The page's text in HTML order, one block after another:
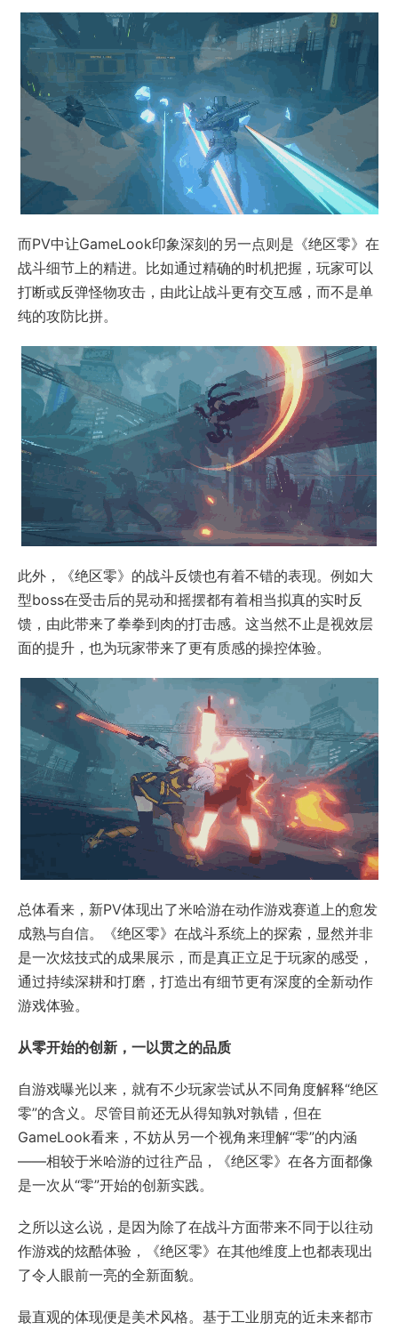
而PV中让GameLook印象深刻的另一点则是《绝区零》在
战斗细节上的精进。比如通过精确的时机把握，玩家可以
打断或反弹怪物攻击，由此让战斗更有交互感，而不是单
纯的攻防比拼。
此外，《绝区零》的战斗反馈也有着不错的表现。例如大
型boss在受击后的晃动和摇摆都有着相当拟真的实时反
馈，由此带来了拳拳到肉的打击感。这当然不止是视效层
面的提升，也为玩家带来了更有质感的操控体验。
总体看来，新PV体现出了米哈游在动作游戏赛道上的愈发
成熟与自信。《绝区零》在战斗系统上的探索，显然并非
是一次炫技式的成果展示，而是真正立足于玩家的感受，
通过持续深耕和打磨，打造出有细节更有深度的全新动作
游戏体验。
从零开始的创新，一以贯之的品质
自游戏曝光以来，就有不少玩家尝试从不同角度解释“绝区
零”的含义。尽管目前还无从得知孰对孰错，但在
GameLook看来，不妨从另一个视角来理解“零”的内涵
——相较于米哈游的过往产品，《绝区零》在各方面都像
是一次从“零”开始的创新实践。
之所以这么说，是因为除了在战斗方面带来不同于以往动
作游戏的炫酷体验，《绝区零》在其他维度上也都表现出
了令人眼前一亮的全新面貌。
最直观的体现便是美术风格。基于工业朋克的近未来都市